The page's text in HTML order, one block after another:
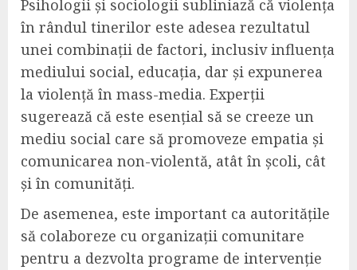
Psihologii și sociologii subliniază că violența
în rândul tinerilor este adesea rezultatul
unei combinații de factori, inclusiv influența
mediului social, educația, dar și expunerea
la violență în mass-media. Experții
sugerează că este esențial să se creeze un
mediu social care să promoveze empatia și
comunicarea non-violentă, atât în școli, cât
și în comunități.
De asemenea, este important ca autoritățile
să colaboreze cu organizații comunitare
pentru a dezvolta programe de intervenție